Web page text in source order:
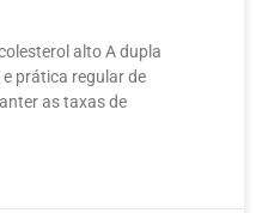
alto​ A dupla
prática regular de
as taxas de